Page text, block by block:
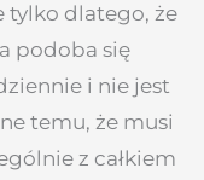
tylko dlatego, że
podoba się
i nie jest
temu, że musi
z całkiem